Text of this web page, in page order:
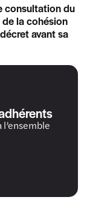
consultation du
la cohésion
avant sa